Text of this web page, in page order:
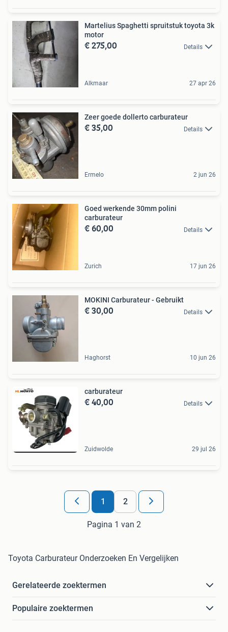
Martelius Spaghetti spruitstuk toyota 3k
motor
€ 275,00 Details
Alkmaar 27 apr 26
Zeer goede dollerto carburateur
€ 35,00 Details
Ermelo 2 jun 26
Goed werkende 30mm polini
carburateur
€ 60,00 Details
Zurich 17 jun 26
MOKINI Carburateur - Gebruikt
€ 30,00 Details
Haghorst 10 jun 26
carburateur
€ 40,00 Details
Zuidwolde 29 jul 26
1 2
Pagina 1 van 2
Toyota Carburateur Onderzoeken En Vergelijken
Gerelateerde zoektermen
Populaire zoektermen